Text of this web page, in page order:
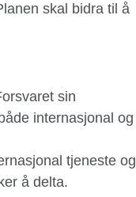
skal bidra til å
sin
internasjonal og
tjeneste og
å delta.